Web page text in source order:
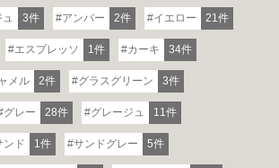
3件 アンバー 2件 イエロー 21件
エスプレッソ 1件 カーキ 34件
メル 2件 グラスグリーン 3件
グレー 28件 グレージュ 11件
ンド 1件 サンドグレー 5件